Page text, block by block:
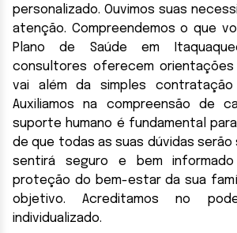
personalizado. Ouvimos suas
atenção. Compreendemos o que
Plano de Saúde em
consultores oferecem orientações
vai além da simples
Auxiliamos na compreensão de
suporte humano é fundamental
de que todas as suas dúvidas serão
sentirá seguro e bem
proteção do bem-estar da sua
objetivo. Acreditamos no
individualizado.